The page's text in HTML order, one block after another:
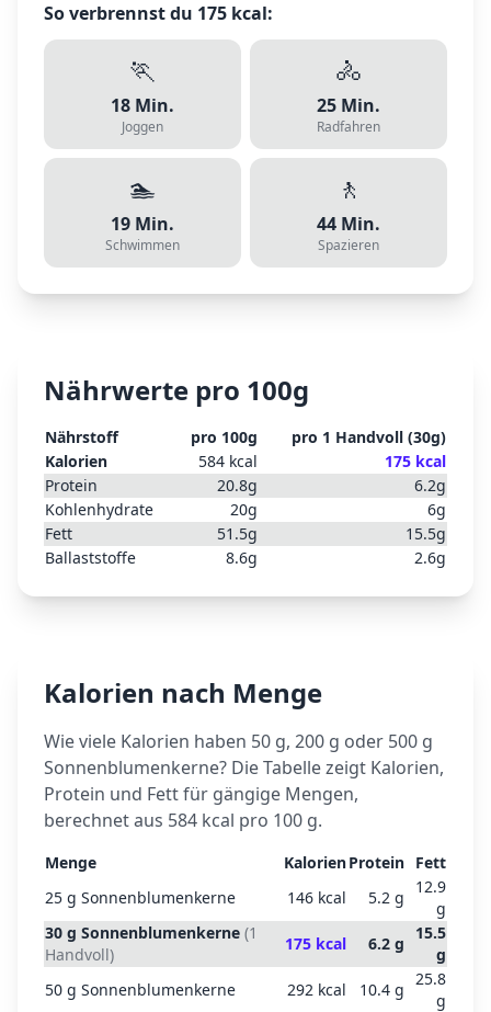
So verbrennst du 175 kcal:
🏃
18 Min.
Joggen
🚴
25 Min.
Radfahren
🏊
19 Min.
Schwimmen
🚶
44 Min.
Spazieren
Nährwerte pro 100g
Nährstoff pro 100g pro 1 Handvoll (30g)
Kalorien
584 kcal 175 kcal
Protein
20.8g 6.2g
Kohlenhydrate
20g 6g
Fett
51.5g 15.5g
Ballaststoffe
8.6g 2.6g
Kalorien nach Menge
Wie viele Kalorien haben 50 g, 200 g oder 500 g
Sonnenblumenkerne? Die Tabelle zeigt Kalorien,
Protein und Fett für gängige Mengen,
berechnet aus 584 kcal pro 100 g.
Menge KalorienProtein Fett
25 g Sonnenblumenkerne 146 kcal 5.2 g
12.9
g
30 g Sonnenblumenkerne (1
Handvoll)
175 kcal 6.2 g
15.5
g
50 g Sonnenblumenkerne 292 kcal 10.4 g
25.8
g